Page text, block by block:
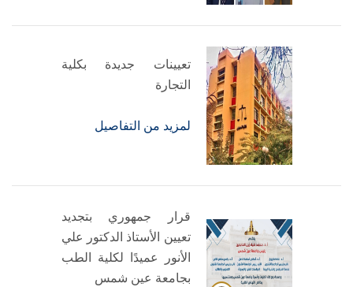
تعيينات جديدة بكلية
التجارة
لمزيد من التفاصيل
قرار جمهوري بتجديد
تعيين الأستاذ الدكتور علي
الأنور عميدًا لكلية الطب
بجامعة عين شمس